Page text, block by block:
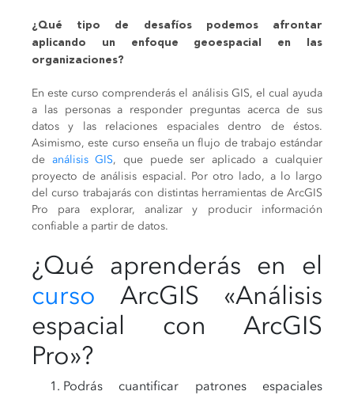
¿Qué tipo de desafíos podemos afrontar
aplicando un enfoque geoespacial en las
organizaciones?
En este curso comprenderás el análisis GIS, el cual ayuda
a las personas a responder preguntas acerca de sus
datos y las relaciones espaciales dentro de éstos.
Asimismo, este curso enseña un flujo de trabajo estándar
de análisis GIS, que puede ser aplicado a cualquier
proyecto de análisis espacial. Por otro lado, a lo largo
del curso trabajarás con distintas herramientas de ArcGIS
Pro para explorar, analizar y producir información
confiable a partir de datos.
¿Qué aprenderás en el
curso ArcGIS «Análisis
espacial con ArcGIS
Pro»?
Podrás cuantificar patrones espaciales